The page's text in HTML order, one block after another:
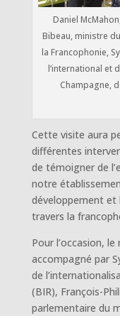
Daniel
Bibeau, ministre
la Francophonie,
l’international et
Champagne,
Cette visite aura
différentes
de témoigner de
notre
développement
travers la
Pour l’occasion,
accompagné par
de
(BIR), François-
parlementaire du